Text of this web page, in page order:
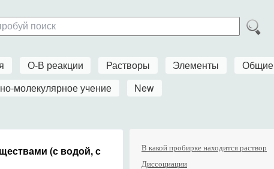
О-В реакции Растворы Элементы
Общие
молекулярное учение New
(с водой, с
В какой пробирке находится раствор
Диссоциации